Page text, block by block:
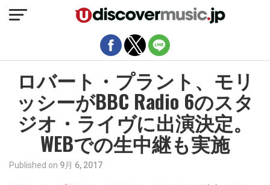
ロバート・プラント、モリ
ッシーがBBC Radio 6のスタ
ジオ・ライヴに出演決定。
WEBでの生中継も実施
Published on 9月 6, 2017
モバイルバージョンを終了